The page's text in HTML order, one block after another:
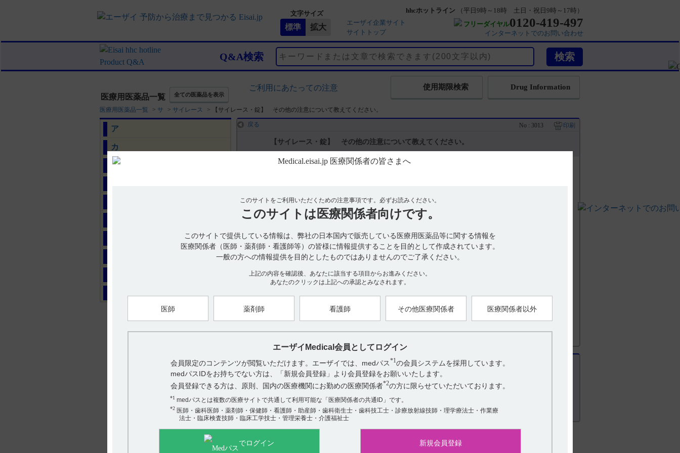
文字サイズ
エーザイ企業サイト
サイトトップ
hhcホットライン
（平日9時～18時 土日・祝日9時～17時）
フリーダイヤル0120-419-497
インターネットでのお問い合わせ
Q&A検索
医療用医薬品一覧 全ての医薬品を表示
ご利用にあたっての注意 Drug Information
使用期限検索
医療用医薬品一覧 > サ > サイレース > 【サイレース・錠】 その他の注意について教えてください。
ア
カ
サ
このサイトをご利用いただくための注意事項です。 必ずお読みください。
このサイトは 医療関係者向けです。
このサイトで提供している情報は、弊社の日本国内で販売している医療用医薬品等に関する情報を
医療関係者（医師・薬剤師・看護師等）の皆様に情報提供することを目的として作成されています。
一般の方への情報提供を目的としたものではありませんのでご了承ください。
上記の内容を確認後、あなたに該当する項目からお進みください。
あなたのクリックは上記への承認とみなされます。
医師 薬剤師 看護師 その他医療関係者 医療関係者以外
エーザイMedical会員としてログイン
会員限定のコンテンツが閲覧いただけます。エーザイでは、medパス*1の会員システムを採用しています。
medパスIDをお持ちでない方は、「新規会員登録」より会員登録をお願いいたします。
会員登録できる方は、原則、国内の医療機関にお勤めの医療関係者*2の方に限らせていただいております。
*1medパスとは複数の医療サイトで共通して利用可能な「医療関係者の共通ID」です。
*2医師・歯科医師・薬剤師・保健師・看護師・助産師・歯科衛生士・歯科技工士・診療放射線技師・理学療法士・作業療
法士・臨床検査技師・臨床工学技士・管理栄養士・介護福祉士
でログイン 新規会員登録
戻る No : 3013 印刷
【サイレース・錠】 その他の注意について教えてください。
15． その他の注意（引用1）
15．1 臨床使用に基づく情報
たに本剤を投与する場合、本剤の鎮静・抗痙攣作用が変化、遅延するおそれがある。
1）サイレース錠1mg・錠2mg電子添文 2023年4月改訂（第1版） 15．その他の注意
【更新年月】
2025年2月
アンケート:ご意見をお聞かせください
役に立った